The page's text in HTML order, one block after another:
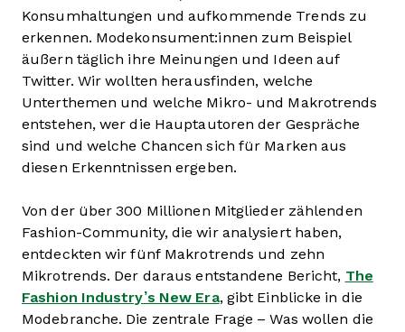
Konsumhaltungen und aufkommende Trends zu
erkennen. Modekonsument:innen zum Beispiel
äußern täglich ihre Meinungen und Ideen auf
Twitter. Wir wollten herausfinden, welche
Unterthemen und welche Mikro- und Makrotrends
entstehen, wer die Hauptautoren der Gespräche
sind und welche Chancen sich für Marken aus
diesen Erkenntnissen ergeben.
Von der über 300 Millionen Mitglieder zählenden
Fashion-Community, die wir analysiert haben,
entdeckten wir fünf Makrotrends und zehn
Mikrotrends. Der daraus entstandene Bericht, The
Fashion Industry’s New Era, gibt Einblicke in die
Modebranche. Die zentrale Frage – Was wollen die